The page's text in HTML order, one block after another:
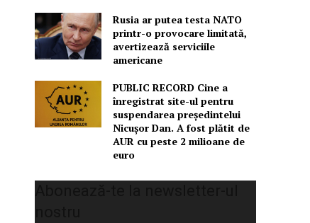
Rusia ar putea testa NATO
printr-o provocare limitată,
avertizează serviciile
americane
PUBLIC RECORD Cine a
înregistrat site-ul pentru
suspendarea președintelui
Nicușor Dan. A fost plătit de
AUR cu peste 2 milioane de
euro